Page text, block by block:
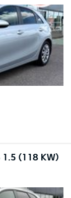
1.5 (118 KW)